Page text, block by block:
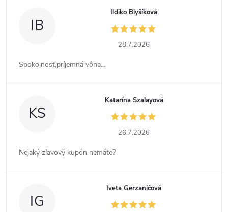
IB
Ildiko Blyšíková
28.7.2026
Spokojnosť,príjemná vôna...
KS
Katarína Szalayová
26.7.2026
Nejaký zľavový kupón nemáte?
IG
Iveta Gerzaničová